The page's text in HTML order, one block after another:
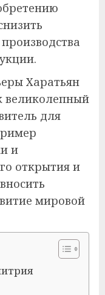
Харатьян
великолепный
для
и
открытия и
мировой